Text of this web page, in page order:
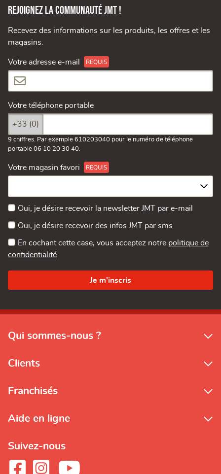
Rejoignez la communauté JMT !
Recevez des informations sur les produits, les offres et les
magasins.
Votre adresse e-mail
Votre téléphone portable
+33 (0)
9 chiffres. Par exemple 610203040 pour le numéro de téléphone
portable 06 10 20 30 40.
Votre magasin favori
Oui, je désire recevoir la newsletter JMT par e-mail
Oui, je désire recevoir des infos JMT par sms
En cochant cette case, vous acceptez notre politique de
confidentialité
Qui sommes-nous ?
Clients
Franchisés
Aide en ligne
Suivez-nous